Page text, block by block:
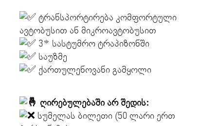
ტრანსპორტირება კომფორტული
ავტობუსით ან მიკროავტობუსით
3* სასტუმრო ტრაპიზონში
საუზმე
ქართულენოვანი გამყოლი
ღირებულებაში არ შედის:
სუმელას ბილეთი (50 ლარი ერთ